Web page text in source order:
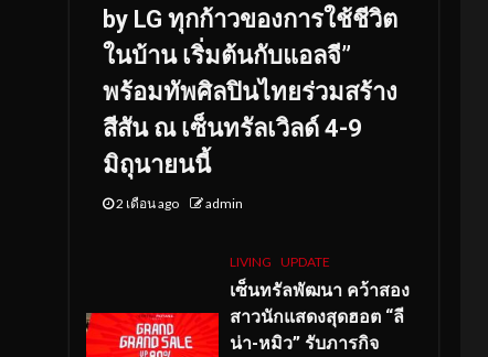
by LG ทุกก้าวของการใช้ชีวิต
ในบ้าน เริ่มต้นกับแอลจี”
พร้อมทัพศิลปินไทยร่วมสร้าง
สีสัน ณ เซ็นทรัลเวิลด์ 4-9
มิถุนายนนี้
2 เดือน ago admin
LIVING UPDATE
เซ็นทรัลพัฒนา คว้าสอง
สาวนักแสดงสุดฮอต “ลี
น่า-หมิว” รับภารกิจ